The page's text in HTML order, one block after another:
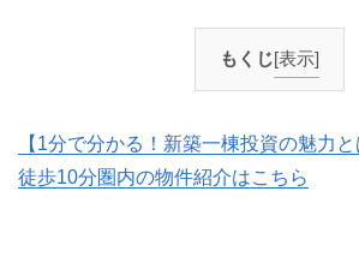
もくじ[表示]
【1分で分かる！新築一棟投資の魅力
徒歩10分圏内の物件紹介はこちら